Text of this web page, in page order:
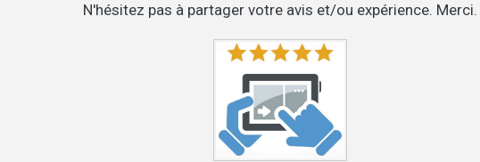
N'hésitez pas à partager votre avis et/ou expérience. Merci.